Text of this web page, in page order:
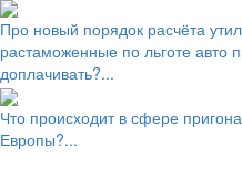
Про новый порядок расчёта
растаможенные по льготе авто
доплачивать?...
Что происходит в сфере
Европы?...